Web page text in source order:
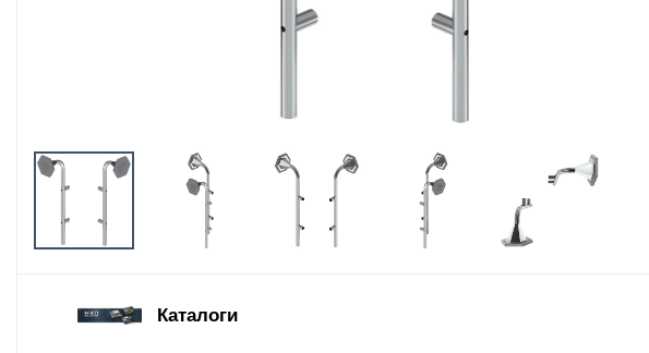
оборудование
детских площадок
Каталоги